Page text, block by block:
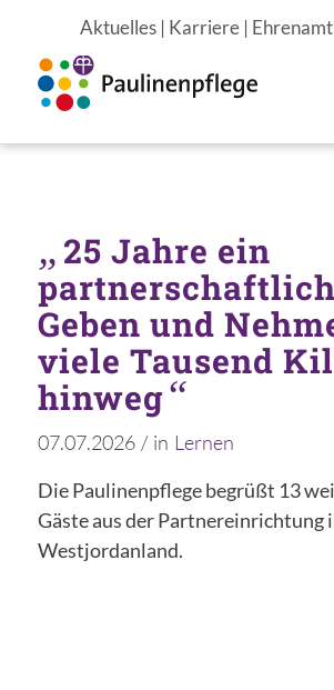
Aktuelles | Karriere | Ehrenamt
„ 25 Jahre ein
Geben und
viele Tausend
hinweg“
07.07.2026 / in Lernen
Die Paulinenpflege begrüßt 13
Gäste aus der Partnereinrichtung
Westjordanland.